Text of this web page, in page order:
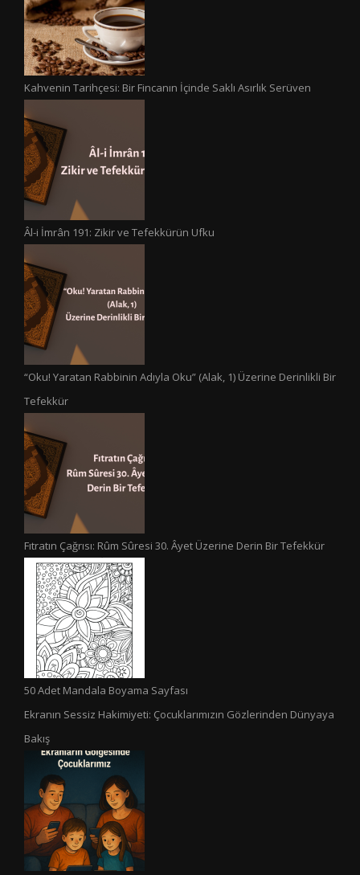
Kahvenin Tarihçesi: Bir Fincanın İçinde Saklı Asırlık Serüven
Âl-i İmrân 191: Zikir ve Tefekkürün Ufku
“Oku! Yaratan Rabbinin Adıyla Oku” (Alak, 1) Üzerine Derinlikli Bir
Tefekkür
Fıtratın Çağrısı: Rûm Sûresi 30. Âyet Üzerine Derin Bir Tefekkür
50 Adet Mandala Boyama Sayfası
Ekranın Sessiz Hakimiyeti: Çocuklarımızın Gözlerinden Dünyaya
Bakış